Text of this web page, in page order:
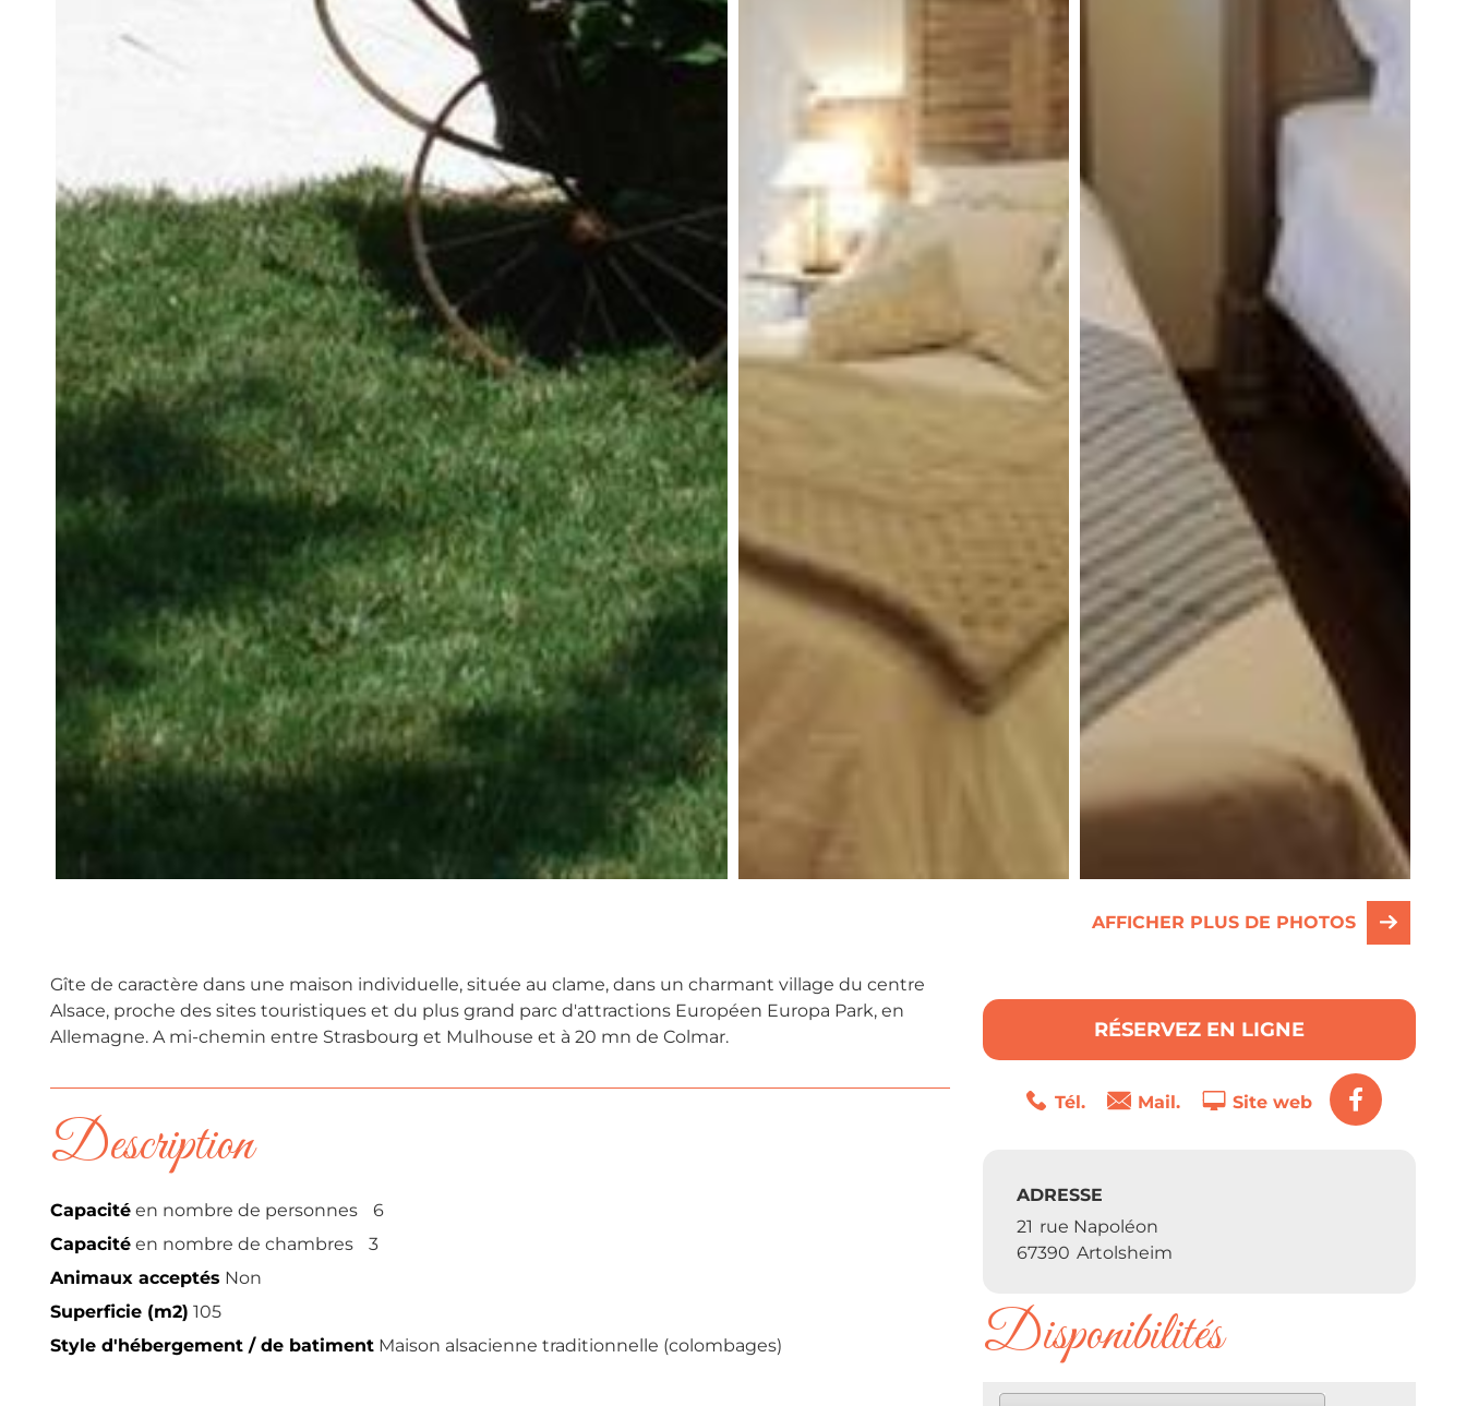
AFFICHER PLUS DE PHOTOS
RÉSERVEZ EN LIGNE
Tél. Mail. Site web
ADRESSE
21 rue Napoléon
67390 Artolsheim
Disponibilités
Gîte de caractère dans une maison individuelle, située au clame, dans un charmant village du centre
Alsace, proche des sites touristiques et du plus grand parc d'attractions Européen Europa Park, en
Allemagne. A mi-chemin entre Strasbourg et Mulhouse et à 20 mn de Colmar.
Description
Capacité en nombre de personnes
6
Capacité en nombre de chambres
3
Animaux acceptés Non
Superficie (m2) 105
Style d'hébergement / de batiment Maison alsacienne traditionnelle (colombages)